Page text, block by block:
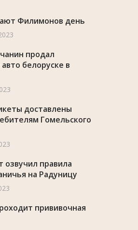
Филимонов день
продал
белоруске в
доставлены
Гомельского
озвучил правила
на Радуницу
прививочная